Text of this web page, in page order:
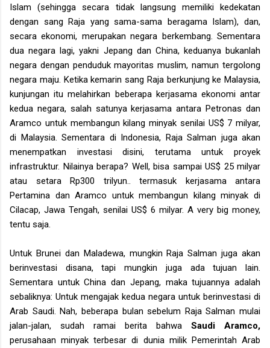
Islam (sehingga secara tidak langsung memiliki kedekatan
dengan sang Raja yang sama-sama beragama Islam), dan,
secara ekonomi, merupakan negara berkembang. Sementara
dua negara lagi, yakni Jepang dan China, keduanya bukanlah
negara dengan penduduk mayoritas muslim, namun tergolong
negara maju. Ketika kemarin sang Raja berkunjung ke Malaysia,
kunjungan itu melahirkan beberapa kerjasama ekonomi antar
kedua negara, salah satunya kerjasama antara Petronas dan
Aramco untuk membangun kilang minyak senilai US$ 7 milyar,
di Malaysia. Sementara di Indonesia, Raja Salman juga akan
menempatkan investasi disini, terutama untuk proyek
infrastruktur. Nilainya berapa? Well, bisa sampai US$ 25 milyar
atau setara Rp300 trilyun.. termasuk kerjasama antara
Pertamina dan Aramco untuk membangun kilang minyak di
Cilacap, Jawa Tengah, senilai US$ 6 milyar. A very big money,
tentu saja.
Untuk Brunei dan Maladewa, mungkin Raja Salman juga akan
berinvestasi disana, tapi mungkin juga ada tujuan lain.
Sementara untuk China dan Jepang, maka tujuannya adalah
sebaliknya: Untuk mengajak kedua negara untuk berinvestasi di
Arab Saudi. Nah, beberapa bulan sebelum Raja Salman mulai
jalan-jalan, sudah ramai berita bahwa Saudi Aramco,
perusahaan minyak terbesar di dunia milik Pemerintah Arab